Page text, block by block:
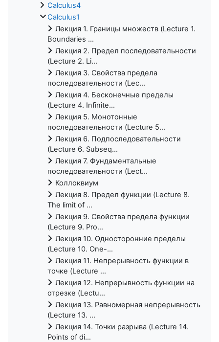
Calculus4
Calculus1
Лекция 1. Границы множеств (Lecture 1.
Boundaries ...
Лекция 2. Предел последовательности
(Lecture 2. Li...
Лекция 3. Свойства предела
последовательности (Lec...
Лекция 4. Бесконечные пределы
(Lecture 4. Infinite...
Лекция 5. Монотонные
последовательности (Lecture 5...
Лекция 6. Подпоследовательности
(Lecture 6. Subseq...
Лекция 7. Фундаментальные
последовательности (Lect...
Коллоквиум
Лекция 8. Предел функции (Lecture 8.
The limit of ...
Лекция 9. Свойства предела функции
(Lecture 9. Pro...
Лекция 10. Односторонние пределы
(Lecture 10. One-...
Лекция 11. Непрерывность функции в
точке (Lecture ...
Лекция 12. Непрерывность функции на
отрезке (Lectu...
Лекция 13. Равномерная непрерывность
(Lecture 13. ...
Лекция 14. Точки разрыва (Lecture 14.
Points of di...